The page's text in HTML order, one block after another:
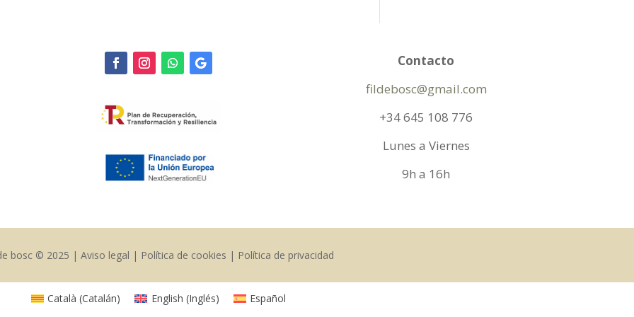
Contacto
fildebosc@gmail.com
+34 645 108 776
Lunes a Viernes
9h a 16h
bosc © 2025 | Aviso legal | Política de cookies | Política de privacidad
Català (Catalán) English (Inglés) Español